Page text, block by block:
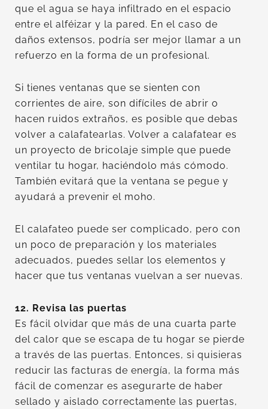
que el agua se haya infiltrado en el espacio
entre el alféizar y la pared. En el caso de
daños extensos, podría ser mejor llamar a un
refuerzo en la forma de un profesional.
Si tienes ventanas que se sienten con
corrientes de aire, son difíciles de abrir o
hacen ruidos extraños, es posible que debas
volver a calafatearlas. Volver a calafatear es
un proyecto de bricolaje simple que puede
ventilar tu hogar, haciéndolo más cómodo.
También evitará que la ventana se pegue y
ayudará a prevenir el moho.
El calafateo puede ser complicado, pero con
un poco de preparación y los materiales
adecuados, puedes sellar los elementos y
hacer que tus ventanas vuelvan a ser nuevas.
12. Revisa las puertas
Es fácil olvidar que más de una cuarta parte
del calor que se escapa de tu hogar se pierde
a través de las puertas. Entonces, si quisieras
reducir las facturas de energía, la forma más
fácil de comenzar es asegurarte de haber
sellado y aislado correctamente las puertas,